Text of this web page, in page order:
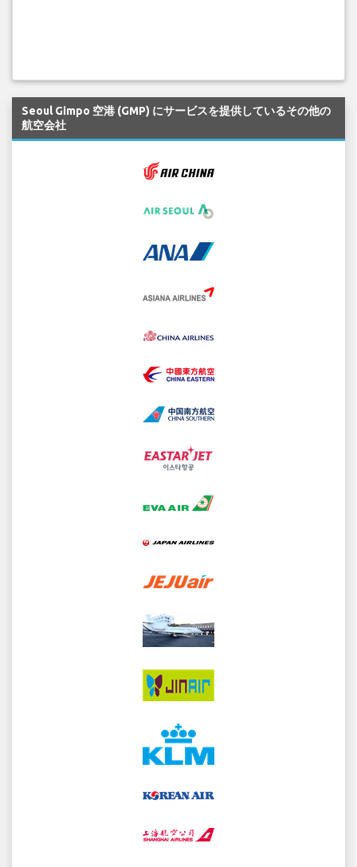
Seoul Gimpo 空港 (GMP) にサービスを提供しているその他の
航空会社